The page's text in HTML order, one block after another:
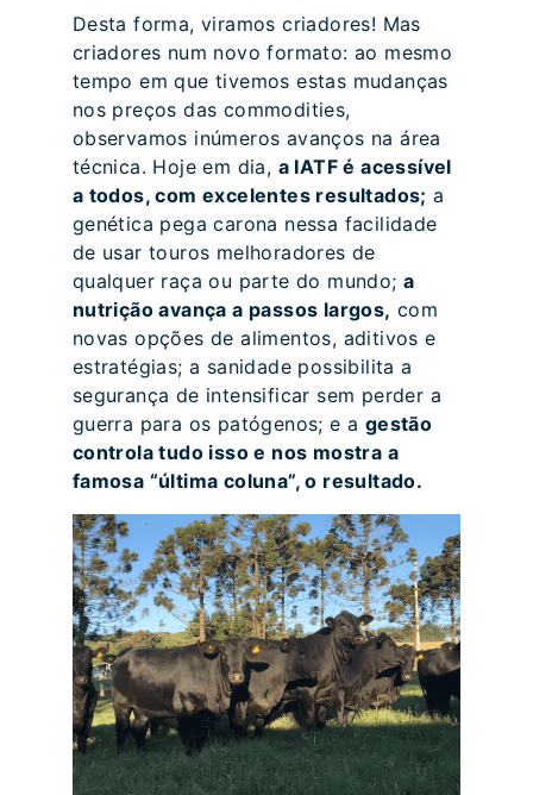
Desta forma, viramos criadores! Mas
criadores num novo formato: ao mesmo
tempo em que tivemos estas mudanças
nos preços das commodities,
observamos inúmeros avanços na área
técnica. Hoje em dia, a IATF é acessível
a todos, com excelentes resultados; a
genética pega carona nessa facilidade
de usar touros melhoradores de
qualquer raça ou parte do mundo; a
nutrição avança a passos largos, com
novas opções de alimentos, aditivos e
estratégias; a sanidade possibilita a
segurança de intensificar sem perder a
guerra para os patógenos; e a gestão
controla tudo isso e nos mostra a
famosa “última coluna”, o resultado.